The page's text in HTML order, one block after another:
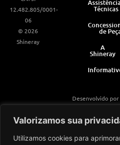
Valorizamos sua
Utilizamos cookies para
12.482.805/0001-
06
© 2026
Shineray
Técnicas
de
A
Shineray
Desenvolvido por